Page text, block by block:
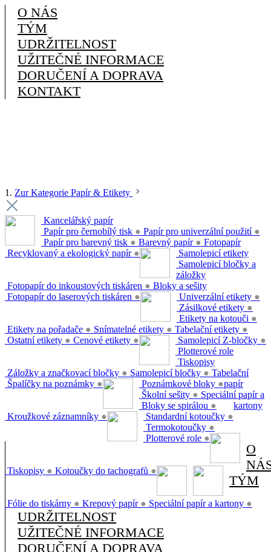
O NÁS
TÝM
UDRŽITELNOST
UŽITEČNÉ INFORMACE
DORUČENÍ A DOPRAVA
KONTAKT
1. Zur Kategorie Papír & Etikety
Kancelářský papír
Papír pro černobílý tisk ● Papír pro univerzální použití ●
Papír pro barevný tisk ● Barevný papír ●
Recyklovaný a ekologický papír ●
Fotopapír
Fotopapír do inkoustových tiskáren ●
Fotopapír do laserových tiskáren ●
Samolepicí etikety
Univerzální etikety ●
Zásilkové etikety ●
Etikety na kotouči ●
Etikety na pořadače ● Snímatelné etikety ● Tabelační etikety ●
Ostatní etikety ● Cenové etikety ●
Samolepicí bločky a
záložky
Samolepicí Z-bločky ●
Záložky a značkovací bločky ● Samolepicí bločky ●
Špalíčky na poznámky ●
Bloky a sešity
Poznámkové bloky ●
Školní sešity ●
Bloky se spirálou ●
Kroužkové záznamníky ●
Plotterové role
Standardní kotoučky ●
Termokotoučky ●
Plotterové role ●
Tiskopisy
Tiskopisy ● Kotoučky do tachografů ●
Tabelační
papír
Speciální papír a
kartony
Fólie do tiskárny ● Krepový papír ● Speciální papír a kartony ●
O
TÝM
UDRŽITELNOST
UŽITEČNÉ INFORMACE
DORUČENÍ A DOPRAVA